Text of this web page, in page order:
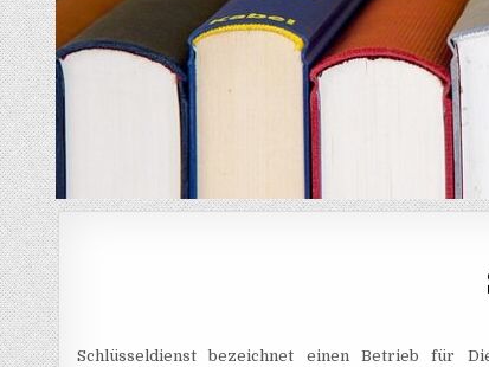
Schlüsseldienst bezeichnet einen Betrieb für